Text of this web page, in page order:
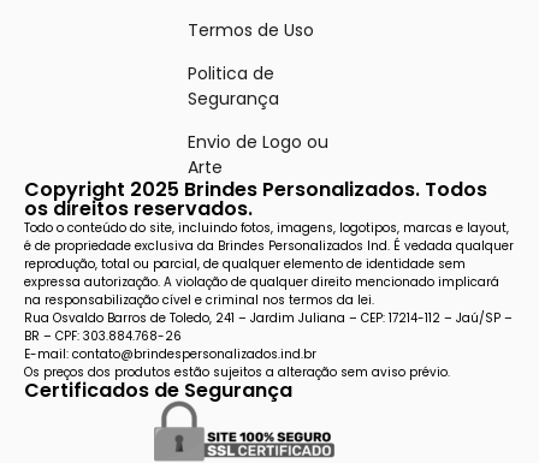
Termos de Uso
Politica de
Segurança
Envio de Logo ou
Arte
Copyright 2025 Brindes Personalizados. Todos
os direitos reservados.
Todo o conteúdo do site, incluindo fotos, imagens, logotipos, marcas e layout,
é de propriedade exclusiva da Brindes Personalizados Ind. É vedada qualquer
reprodução, total ou parcial, de qualquer elemento de identidade sem
expressa autorização. A violação de qualquer direito mencionado implicará
na responsabilização cível e criminal nos termos da lei.
Rua Osvaldo Barros de Toledo, 241 – Jardim Juliana – CEP: 17214-112 – Jaú/SP –
BR – CPF: 303.884.768-26
E-mail: contato@brindespersonalizados.ind.br
Os preços dos produtos estão sujeitos a alteração sem aviso prévio.
Certificados de Segurança